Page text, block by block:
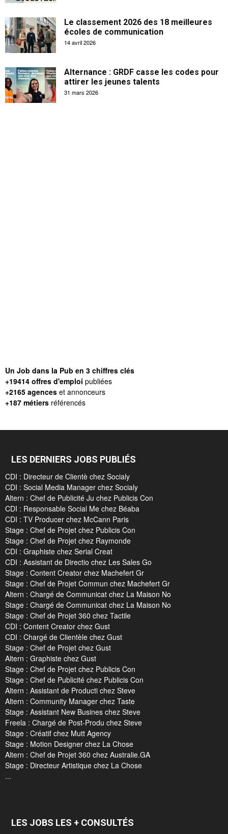
Le classement 2026 des 18 meilleures
écoles de communication
14 avril 2026
Alternance : GRDF casse les codes pour
attirer les jeunes talents
31 mars 2026
Un Job dans la Pub en 3 chiffres clés
+19414 offres d'emploi publiées
+2165 agences et annonceurs
+187 métiers référencés
LES DERNIERS JOBS PUBLIÉS
CDI : Directeur de Clientè chez Socialy
CDI : Social Media Manager chez Socialy
Altern : Chef de Publicité Ju chez Publicis Con
CDI : Responsable Social Me chez Béaba
CDI : TV Producer chez McCann Paris
Stage : Chef de Projet chez Publicis Con
Stage : Chef de Projet chez Raymonde
CDI : Graphiste chez Serial Creat
CDI : Assistant de Directio chez Les Sales Go
Stage : Content Creator chez Machefert Gr
Stage : Chef de Projet Commun chez Machefert Gr
Altern : Chargé de Communicat chez La Maison No
Stage : Chargé de Communicat chez La Maison No
Stage : Chef de Projet 360 chez Tactile
CDI : Content Creator chez Gust
CDI : Chargé de Clientèle chez Gust
Stage : Chef de Projet chez Gust
Altern : Graphiste chez Gust
Stage : Chef de Projet chez Publicis Con
Stage : Chef de Publicité chez Publicis Con
Altern : Assistant de Producti chez Steve
Altern : Community Manager chez Taste
Stage : Assistant New Busines chez Steve
Freela : Chargé de Post-Produ chez Steve
Stage : Créatif chez Mutt Agency
Stage : Motion Designer chez La Chose
Altern : Chef de Projet 360 chez Australie.GA
Stage : Directeur Artistique chez La Chose
...
LES JOBS LES + CONSULTÉS